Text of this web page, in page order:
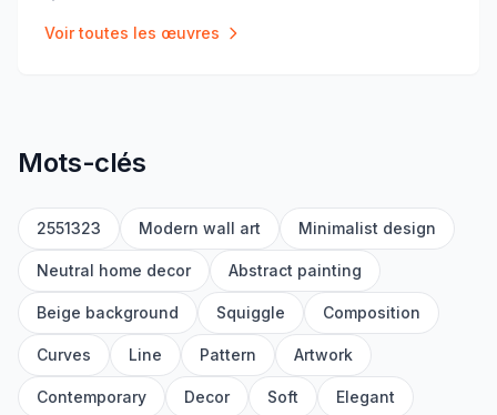
Voir toutes les œuvres
Mots-clés
2551323 Modern wall art Minimalist design
Neutral home decor Abstract painting
Beige background Squiggle Composition
Curves Line Pattern Artwork
Contemporary Decor Soft Elegant